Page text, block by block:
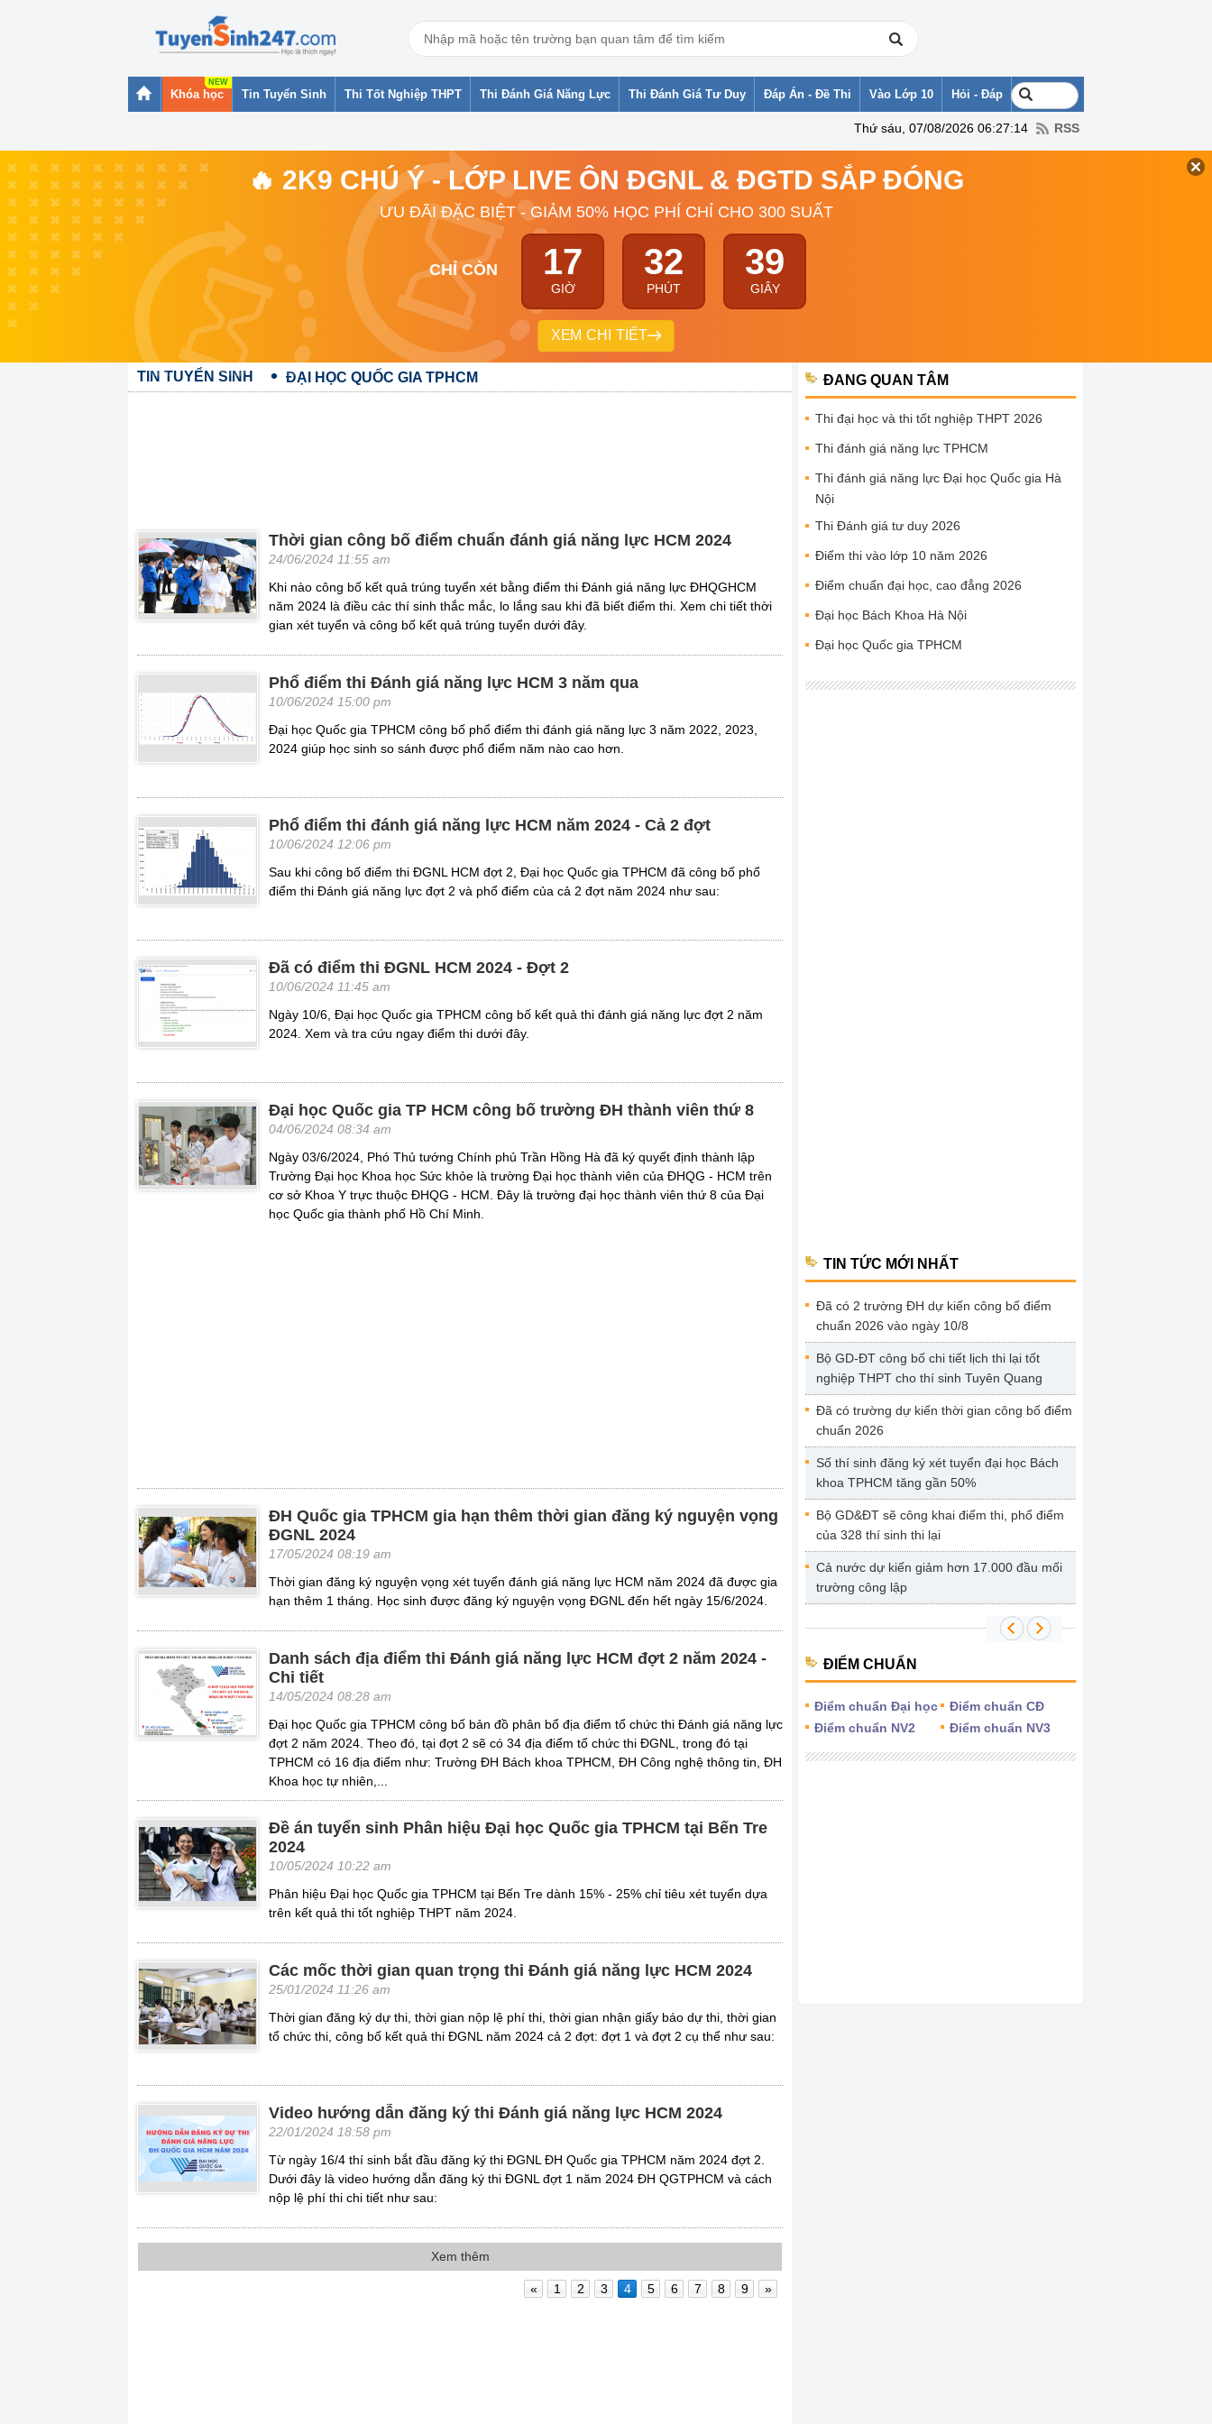
Khóa học Tin Tuyển Sinh Thi Tốt Nghiệp THPT Thi Đánh Giá Năng Lực Thi Đánh Giá Tư Duy Đáp Án - Đề Thi Vào Lớp 10 Hỏi - Đáp
Thứ sáu, 07/08/2026 06:27:14 RSS
🔥 2K9 CHÚ Ý - LỚP LIVE ÔN ĐGNL & ĐGTD SẮP ĐÓNG
ƯU ĐÃI ĐẶC BIỆT - GIẢM 50% HỌC PHÍ CHỈ CHO 300 SUẤT
CHỈ CÒN 17
GIỜ
32
PHÚT
38
GIÂY
XEM CHI TIẾT
TIN TUYỂN SINH ĐẠI HỌC QUỐC GIA TPHCM
Thời gian công bố điểm chuẩn đánh giá năng lực HCM 2024
24/06/2024 11:55 am
Khi nào công bố kết quả trúng tuyển xét bằng điểm thi Đánh giá năng lực ĐHQGHCM
năm 2024 là điều các thí sinh thắc mắc, lo lắng sau khi đã biết điểm thi. Xem chi tiết thời
gian xét tuyển và công bố kết quả trúng tuyển dưới đây.
Phổ điểm thi Đánh giá năng lực HCM 3 năm qua
10/06/2024 15:00 pm
Đại học Quốc gia TPHCM công bố phổ điểm thi đánh giá năng lực 3 năm 2022, 2023,
2024 giúp học sinh so sánh được phổ điểm năm nào cao hơn.
Phổ điểm thi đánh giá năng lực HCM năm 2024 - Cả 2 đợt
10/06/2024 12:06 pm
Sau khi công bố điểm thi ĐGNL HCM đợt 2, Đại học Quốc gia TPHCM đã công bố phổ
điểm thi Đánh giá năng lực đợt 2 và phổ điểm của cả 2 đợt năm 2024 như sau:
Đã có điểm thi ĐGNL HCM 2024 - Đợt 2
10/06/2024 11:45 am
Ngày 10/6, Đại học Quốc gia TPHCM công bố kết quả thi đánh giá năng lực đợt 2 năm
2024. Xem và tra cứu ngay điểm thi dưới đây.
Đại học Quốc gia TP HCM công bố trường ĐH thành viên thứ 8
04/06/2024 08:34 am
Ngày 03/6/2024, Phó Thủ tướng Chính phủ Trần Hồng Hà đã ký quyết định thành lập
Trường Đại học Khoa học Sức khỏe là trường Đại học thành viên của ĐHQG - HCM trên
cơ sở Khoa Y trực thuộc ĐHQG - HCM. Đây là trường đại học thành viên thứ 8 của Đại
học Quốc gia thành phố Hồ Chí Minh.
ĐH Quốc gia TPHCM gia hạn thêm thời gian đăng ký nguyện vọng
ĐGNL 2024
17/05/2024 08:19 am
Thời gian đăng ký nguyện vọng xét tuyển đánh giá năng lực HCM năm 2024 đã được gia
hạn thêm 1 tháng. Học sinh được đăng ký nguyện vọng ĐGNL đến hết ngày 15/6/2024.
Danh sách địa điểm thi Đánh giá năng lực HCM đợt 2 năm 2024 -
Chi tiết
14/05/2024 08:28 am
Đại học Quốc gia TPHCM công bố bản đồ phân bổ địa điểm tổ chức thi Đánh giá năng lực
đợt 2 năm 2024. Theo đó, tại đợt 2 sẽ có 34 địa điểm tổ chức thi ĐGNL, trong đó tại
TPHCM có 16 địa điểm như: Trường ĐH Bách khoa TPHCM, ĐH Công nghệ thông tin, ĐH
Khoa học tự nhiên,...
Đề án tuyển sinh Phân hiệu Đại học Quốc gia TPHCM tại Bến Tre
2024
10/05/2024 10:22 am
Phân hiệu Đại học Quốc gia TPHCM tại Bến Tre dành 15% - 25% chỉ tiêu xét tuyển dựa
trên kết quả thi tốt nghiệp THPT năm 2024.
Các mốc thời gian quan trọng thi Đánh giá năng lực HCM 2024
25/01/2024 11:26 am
Thời gian đăng ký dự thi, thời gian nộp lệ phí thi, thời gian nhận giấy báo dự thi, thời gian
tổ chức thi, công bố kết quả thi ĐGNL năm 2024 cả 2 đợt: đợt 1 và đợt 2 cụ thể như sau:
Video hướng dẫn đăng ký thi Đánh giá năng lực HCM 2024
22/01/2024 18:58 pm
Từ ngày 16/4 thí sinh bắt đầu đăng ký thi ĐGNL ĐH Quốc gia TPHCM năm 2024 đợt 2.
Dưới đây là video hướng dẫn đăng ký thi ĐGNL đợt 1 năm 2024 ĐH QGTPHCM và cách
nộp lệ phí thi chi tiết như sau:
Xem thêm
« 1 2 3 4 5 6 7 8 9 »
ĐANG QUAN TÂM
Thi đại học và thi tốt nghiệp THPT 2026
Thi đánh giá năng lực TPHCM
Thi đánh giá năng lực Đại học Quốc gia Hà
Nội
Thi Đánh giá tư duy 2026
Điểm thi vào lớp 10 năm 2026
Điểm chuẩn đại học, cao đẳng 2026
Đại học Bách Khoa Hà Nội
Đại học Quốc gia TPHCM
TIN TỨC MỚI NHẤT
Đã có 2 trường ĐH dự kiến công bố điểm
chuẩn 2026 vào ngày 10/8
Bộ GD-ĐT công bố chi tiết lịch thi lại tốt
nghiệp THPT cho thí sinh Tuyên Quang
Đã có trường dự kiến thời gian công bố điểm
chuẩn 2026
Số thí sinh đăng ký xét tuyển đại học Bách
khoa TPHCM tăng gần 50%
Bộ GD&ĐT sẽ công khai điểm thi, phổ điểm
của 328 thí sinh thi lại
Cả nước dự kiến giảm hơn 17.000 đầu mối
trường công lập
ĐIỂM CHUẨN
Điểm chuẩn Đại học
Điểm chuẩn CĐ
Điểm chuẩn NV2
Điểm chuẩn NV3